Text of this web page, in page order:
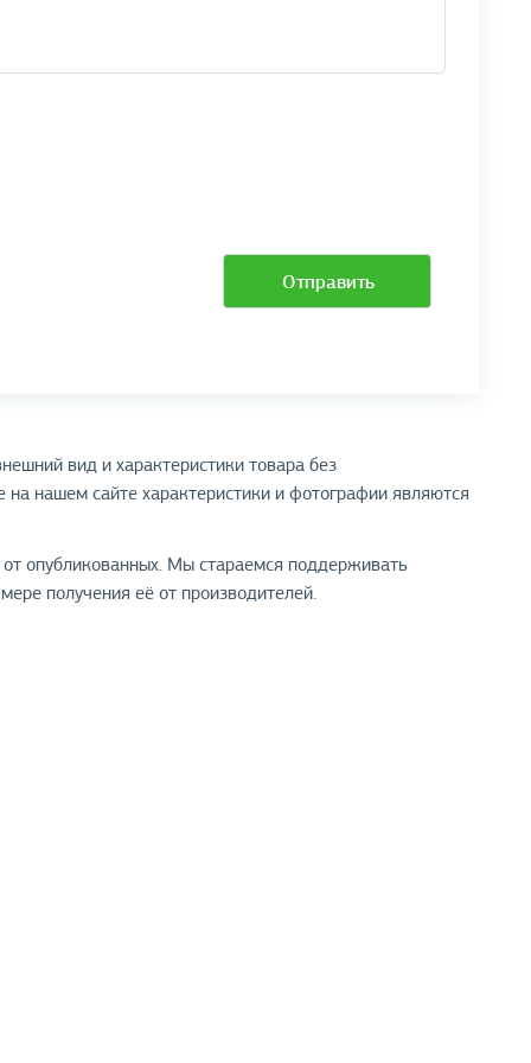
Отправить
вид и характеристики товара без
нашем сайте характеристики и фотографии являются
опубликованных. Мы стараемся поддерживать
получения её от производителей.